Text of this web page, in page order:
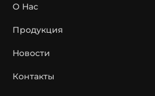
О Нас
Продукция
Новости
Контакты